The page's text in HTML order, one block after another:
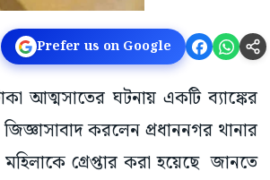
Prefer us on Google
আত্মসাতের ঘটনায় একটি ব্যাঙ্কের
করলেন প্রধাননগর থানার
গ্রেপ্তার করা হয়েছে জানতে